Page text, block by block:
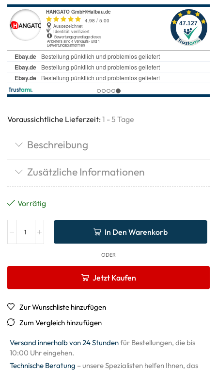
Voraussichtliche Lieferzeit: 1 - 5 Tage
Beschreibung
Zusätzliche Informationen
Vorrätig
In Den Warenkorb
ODER
Jetzt Kaufen
Zur Wunschliste hinzufügen
Zum Vergleich hinzufügen
Versand innerhalb von 24 Stundenfür Bestellungen, die bis
10:00 Uhr eingehen.
Technische Beratung – unsere Spezialisten helfen Ihnen, das